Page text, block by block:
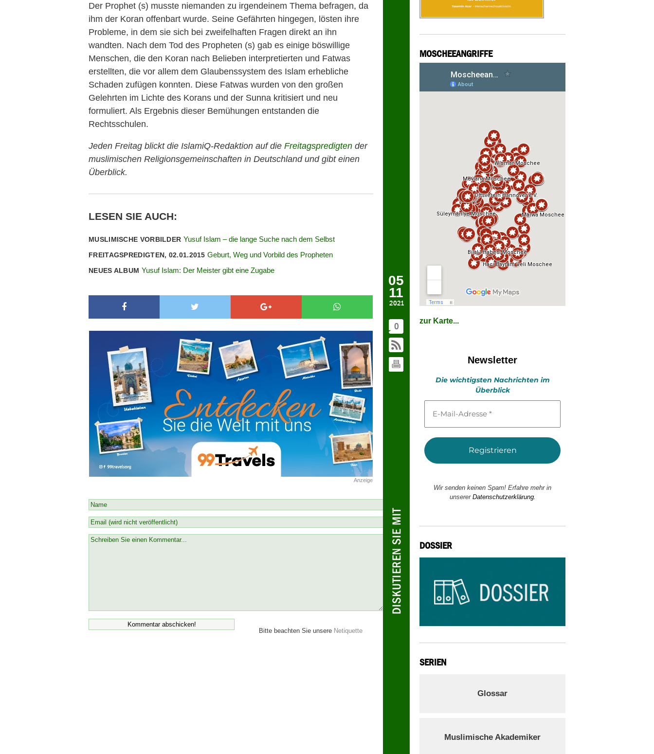
05
11
2021
0
Der Prophet (s) musste niemanden zu irgendeinem Thema befragen, da
ihm der Koran offenbart wurde. Seine Gefährten hingegen, lösten ihre
Probleme, in dem sie sich bei zweifelhaften Fragen direkt an ihn
wandten. Nach dem Tod des Propheten (s) gab es einige böswillige
Menschen, die den Koran nach Belieben interpretierten und Fatwas
erstellten, die vor allem dem Glaubenssystem des Islam erhebliche
Schaden zufügen konnten. Diese Fatwas wurden von den großen
Gelehrten im Lichte des Korans und der Sunna kritisiert und neu
formuliert. Als Ergebnis dieser Bemühungen entstanden die
Rechtsschulen.
Jeden Freitag blickt die IslamiQ-Redaktion auf die Freitagspredigten der
muslimischen Religionsgemeinschaften in Deutschland und gibt einen
Überblick.
LESEN SIE AUCH:
MUSLIMISCHE VORBILDER Yusuf Islam – die lange Suche nach dem Selbst
FREITAGSPREDIGTEN, 02.01.2015 Geburt, Weg und Vorbild des Propheten
NEUES ALBUM Yusuf Islam: Der Meister gibt eine Zugabe
Anzeige
Bitte beachten Sie unsere Netiquette
MOSCHEEANGRIFFE
zur Karte...
Newsletter
Die wichtigsten Nachrichten im
Überblick
Mail-
*
Wir senden keinen Spam! Erfahre mehr in
unserer Datenschutzerklärung.
DOSSIER
SERIEN
Glossar
Muslimische Akademiker